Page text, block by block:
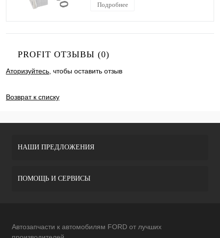
Подробнее
PROFIT ОТЗЫВЫ (0)
Аторизуйтесь , чтобы оставить отзыв
Возврат к списку
НАШИ ПРЕДЛОЖЕНИЯ
ПОМОЩЬ И СЕРВИСЫ
Автозапчасти к автомобилям FORD от лучших